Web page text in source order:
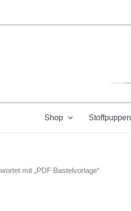
Shop Stoffpuppen
mit „PDF Bastelvorlage“